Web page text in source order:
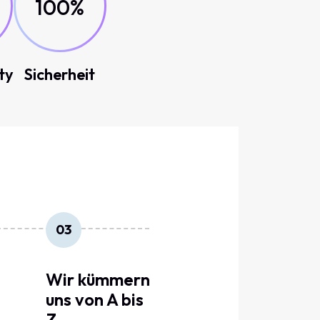
100%
Sicherheit
03
Wir kümmern
uns von A bis